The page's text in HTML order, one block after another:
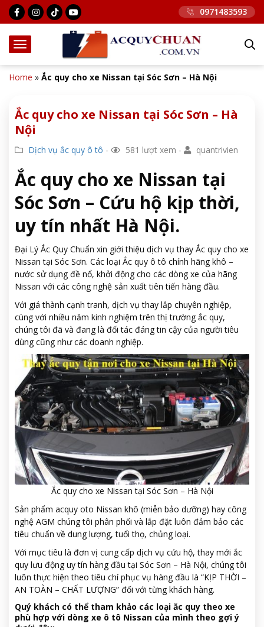
0971483593
Home » Ắc quy cho xe Nissan tại Sóc Sơn – Hà Nội
Ắc quy cho xe Nissan tại Sóc Sơn – Hà
Nội
Dịch vụ ắc quy ô tô - 581 lượt xem - quantrivien
Ắc quy cho xe Nissan tại
Sóc Sơn – Cứu hộ kịp thời,
uy tín nhất Hà Nội.
Đại Lý Ắc Quy Chuẩn xin giới thiệu dịch vụ thay Ắc quy cho xe
Nissan tại Sóc Sơn. Các loại Ắc quy ô tô chính hãng khô –
nước sử dụng đề nổ, khởi động cho các dòng xe của hãng
Nissan với các công nghệ sản xuất tiên tiến hàng đầu.
Với giá thành cạnh tranh, dịch vụ thay lắp chuyên nghiệp,
cùng với nhiều năm kinh nghiệm trên thị trường ắc quy,
chúng tôi đã và đang là đối tác đáng tin cậy của người tiêu
dùng cũng như các doanh nghiệp.
Ắc quy cho xe Nissan tại Sóc Sơn – Hà Nội
Sản phẩm acquy oto Nissan khô (miễn bảo dưỡng) hay công
nghệ AGM chúng tôi phân phối và lắp đặt luôn đảm bảo các
tiêu chuẩn về dung lượng, tuổi thọ, chủng loại.
Với mục tiêu là đơn vị cung cấp dịch vụ cứu hộ, thay mới ắc
quy lưu động uy tín hàng đầu tại Sóc Sơn – Hà Nội, chúng tôi
luôn thực hiện theo tiêu chí phục vụ hàng đầu là “KỊP THỜI –
AN TOÀN – CHẤT LƯỢNG” đối với từng khách hàng.
Quý khách có thể tham khảo các loại ắc quy theo xe
phù hợp với dòng xe ô tô Nissan của mình theo gợi ý